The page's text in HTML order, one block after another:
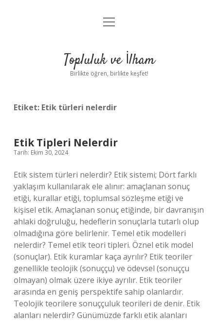
Anasayfa
Yasal Uyarı
menüyü
Topluluk ve İlham
Birlikte öğren, birlikte keşfet!
Etiket: Etik türleri nelerdir
Etik Tipleri Nelerdir
Tarih: Ekim 30, 2024
Etik sistem türleri nelerdir? Etik sistemi; Dört farklı
yaklaşım kullanılarak ele alınır: amaçlanan sonuç
etiği, kurallar etiği, toplumsal sözleşme etiği ve
kişisel etik. Amaçlanan sonuç etiğinde, bir davranışın
ahlaki doğruluğu, hedeflerin sonuçlarla tutarlı olup
olmadığına göre belirlenir. Temel etik modelleri
nelerdir? Temel etik teori tipleri. Öznel etik model
(sonuçlar). Etik kuramlar kaça ayrılır? Etik teoriler
genellikle teolojik (sonuççu) ve ödevsel (sonuççu
olmayan) olmak üzere ikiye ayrılır. Etik teoriler
arasında en geniş perspektife sahip olanlardır.
Teolojik teorilere sonuççuluk teorileri de denir. Etik
alanları nelerdir? Günümüzde farklı etik alanları